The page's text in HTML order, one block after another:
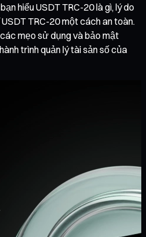
hiểu USDT TRC-20 là gì, lý do
TRC-20 một cách an toàn.
mẹo sử dụng và bảo mật
trình quản lý tài sản số của